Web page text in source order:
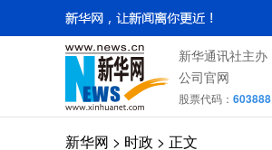
新华通讯社主办
公司官网
股票代码： 603888
新华网 > 时政 > 正文